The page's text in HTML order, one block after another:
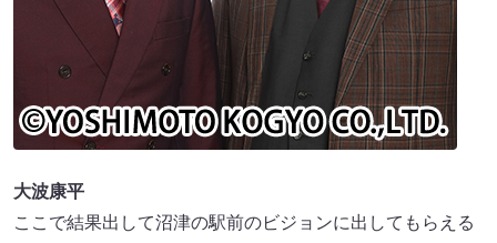
大波康平
ここで結果出して沼津の駅前のビジョンに出してもらえる